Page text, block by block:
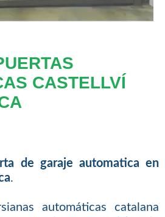
CASTELLVÍ
de garaje automatica en
.
automáticas catalana